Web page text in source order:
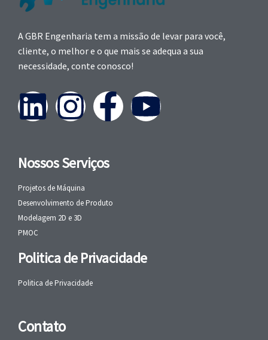
A GBR Engenharia tem a missão de levar para você,
cliente, o melhor e o que mais se adequa a sua
necessidade, conte conosco!
Nossos Serviços
Projetos de Máquina
Desenvolvimento de Produto
Modelagem 2D e 3D
PMOC
Politica de Privacidade
Politica de Privacidade
Contato